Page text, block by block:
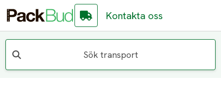
Kontakta oss
Sök transport